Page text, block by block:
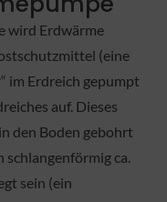
wird Erdwärme
(eine
im Erdreich gepumpt
auf. Dieses
den Boden gebohrt
schlangenförmig ca.
sein (ein